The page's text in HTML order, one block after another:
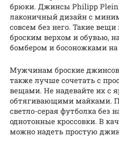
брюки. Джинсы Philipp
лаконичный дизайн с
совсем без него. Такие
броским верхом и обувью,
бомбером и босоножками
Мужчинам броские
также лучше сочетать с
вещами. Не надевайте их с
обтягивающими майками.
светло-серая футболка без
однотонные кроссовки. В
можно надеть простую